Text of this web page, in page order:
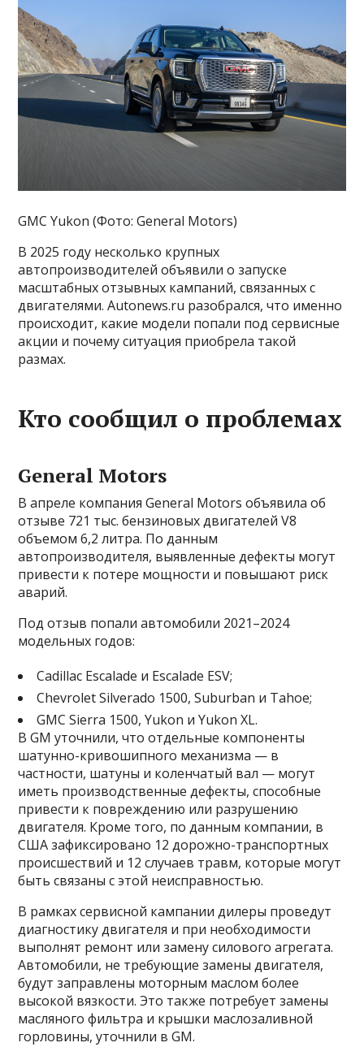
GMC Yukon (Фото: General Motors)
В 2025 году несколько крупных
автопроизводителей объявили о запуске
масштабных отзывных кампаний, связанных с
двигателями. Autonews.ru разобрался, что именно
происходит, какие модели попали под сервисные
акции и почему ситуация приобрела такой
размах.
Кто сообщил о проблемах
General Motors
В апреле компания General Motors объявила об
отзыве 721 тыс. бензиновых двигателей V8
объемом 6,2 литра. По данным
автопроизводителя, выявленные дефекты могут
привести к потере мощности и повышают риск
аварий.
Под отзыв попали автомобили 2021–2024
модельных годов:
Cadillac Escalade и Escalade ESV;
Chevrolet Silverado 1500, Suburban и Tahoe;
GMC Sierra 1500, Yukon и Yukon XL.
В GM уточнили, что отдельные компоненты
шатунно-кривошипного механизма — в
частности, шатуны и коленчатый вал — могут
иметь производственные дефекты, способные
привести к повреждению или разрушению
двигателя. Кроме того, по данным компании, в
США зафиксировано 12 дорожно-транспортных
происшествий и 12 случаев травм, которые могут
быть связаны с этой неисправностью.
В рамках сервисной кампании дилеры проведут
диагностику двигателя и при необходимости
выполнят ремонт или замену силового агрегата.
Автомобили, не требующие замены двигателя,
будут заправлены моторным маслом более
высокой вязкости. Это также потребует замены
масляного фильтра и крышки маслозаливной
горловины, уточнили в GM.